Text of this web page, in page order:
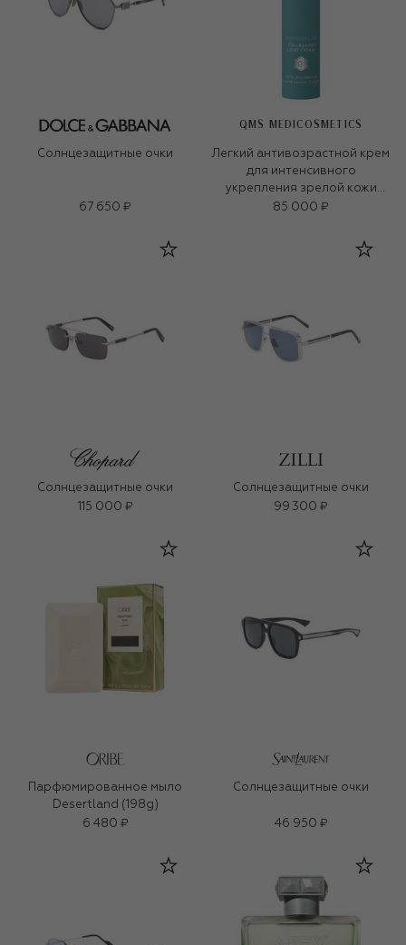
Солнцезащитные очки
67 650 ₽
QMS MEDICOSMETICS
Легкий антивозрастной крем
для интенсивного
укрепления зрелой кожи
«3D-коллаген» (50ml)
85 000 ₽
Солнцезащитные очки
115 000 ₽
Солнцезащитные очки
99 300 ₽
Парфюмированное мыло
Desertland (198g)
6 480 ₽
Солнцезащитные очки
46 950 ₽